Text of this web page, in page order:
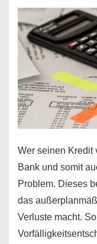
Mit
diesen
Regeln!
Wer seinen Kredit
Bank und somit
Problem. Dieses
das
Verluste macht.